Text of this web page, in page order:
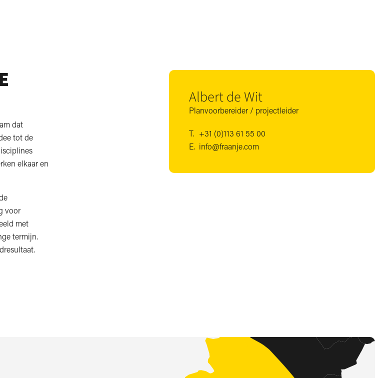
dat
tot de
elkaar en
voor
met
termijn.
Albert de Wit
Planvoorbereider / projectleider
T. +31 (0)113 61 55 00
E. info@fraanje.com